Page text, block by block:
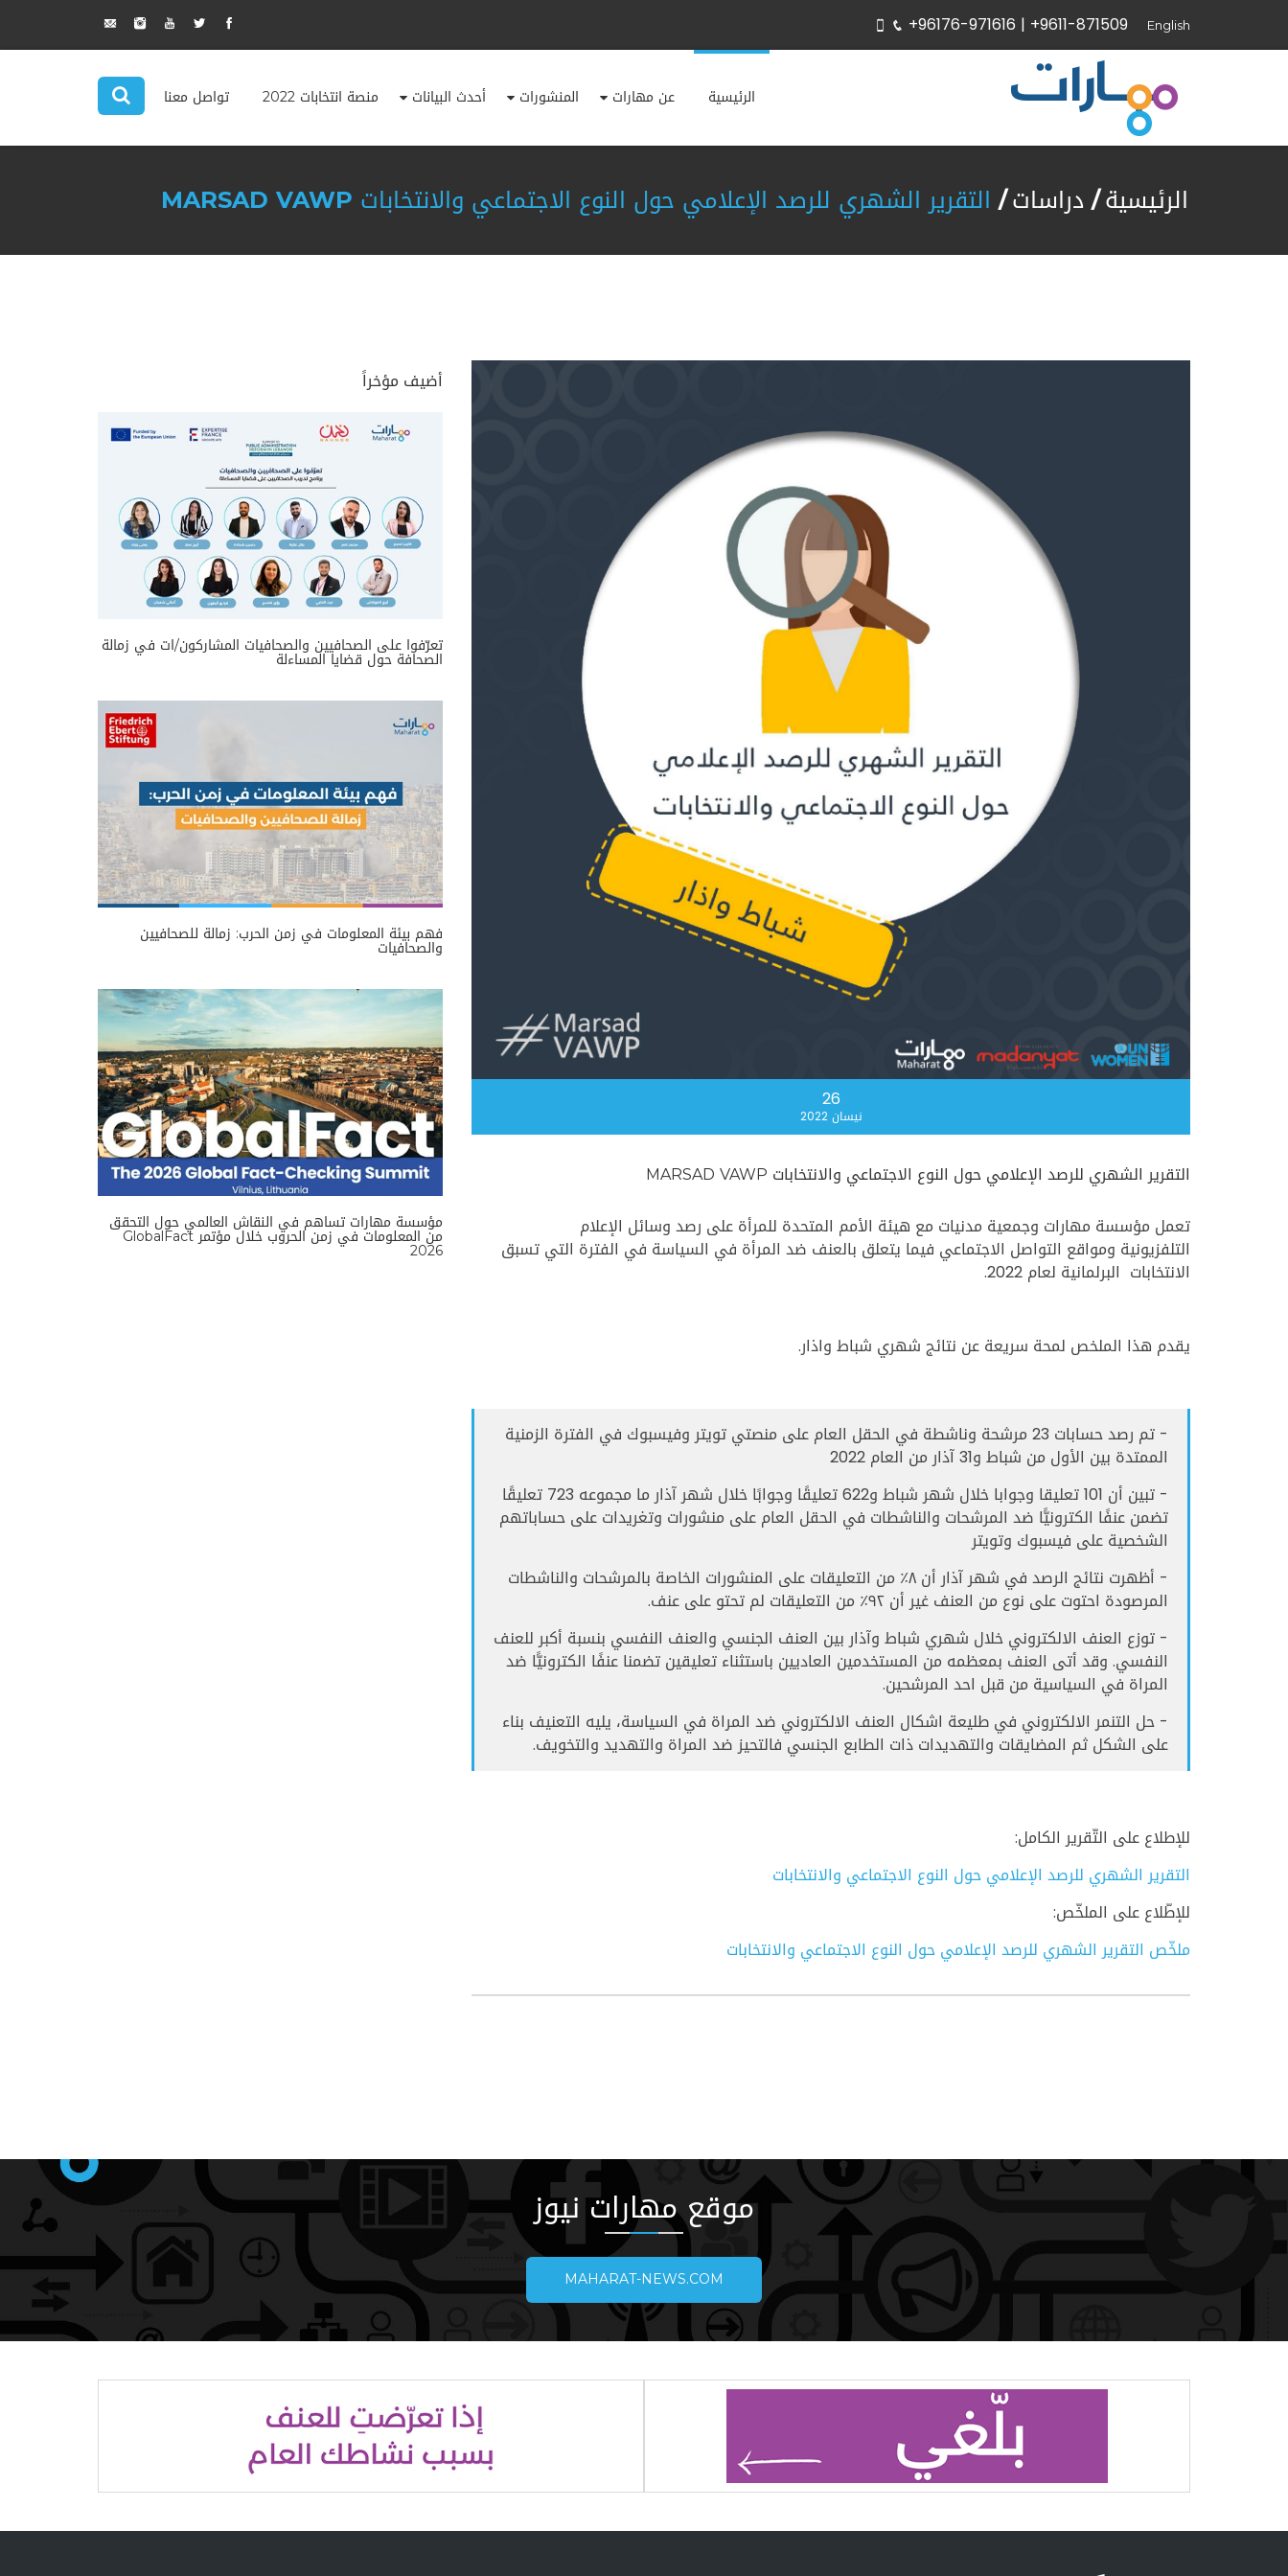
English
+96176-971616 | +9611-871509
الرئيسية عن مهارات المنشورات أحدث البيانات منصة انتخابات 2022 تواصل معنا
الرئيسية دراسات التقرير الشهري للرصد الإعلامي حول النوع الاجتماعي والانتخابات MARSAD VAWP
26
نيسان 2022
التقرير الشهري للرصد الإعلامي حول النوع الاجتماعي والانتخابات MARSAD VAWP
تعمل مؤسسة مهارات وجمعية مدنيات مع هيئة الأمم المتحدة للمرأة على رصد وسائل الإعلام
التلفزيونية ومواقع التواصل الاجتماعي فيما يتعلق بالعنف ضد المرأة في السياسة في الفترة التي تسبق
الانتخابات البرلمانية لعام 2022.
يقدم هذا الملخص لمحة سريعة عن نتائج شهري شباط واذار.
- تم رصد حسابات 23 مرشحة وناشطة في الحقل العام على منصتي تويتر وفيسبوك في الفترة الزمنية
الممتدة بين الأول من شباط و31 آذار من العام 2022
- تبين أن 101 تعليقا وجوابا خلال شهر شباط و622 تعليقًا وجوابًا خلال شهر آذار ما مجموعه 723 تعليقًا
تضمن عنفًا الكترونيًّا ضد المرشحات والناشطات في الحقل العام على منشورات وتغريدات على حساباتهم
الشخصية على فيسبوك وتويتر
- أظهرت نتائج الرصد في شهر آذار أن ٨٪ من التعليقات على المنشورات الخاصة بالمرشحات والناشطات
المرصودة احتوت على نوع من العنف غير أن ٩٢٪ من التعليقات لم تحتو على عنف.
- توزع العنف الالكتروني خلال شهري شباط وآذار بين العنف الجنسي والعنف النفسي بنسبة أكبر للعنف
النفسي. وقد أتى العنف بمعظمه من المستخدمين العاديين باستثناء تعليقين تضمنا عنفًا الكترونيًّا ضد
المراة في السياسية من قبل احد المرشحين.
- حل التنمر الالكتروني في طليعة اشكال العنف الالكتروني ضد المراة في السياسة، يليه التعنيف بناء
على الشكل ثم المضايقات والتهديدات ذات الطابع الجنسي فالتحيز ضد المراة والتهديد والتخويف.
للإطلاع على التّقرير الكامل:
التقرير الشهري للرصد الإعلامي حول النوع الاجتماعي والانتخابات
للإطّلاع على الملخّص:
ملخّص التقرير الشهري للرصد الإعلامي حول النوع الاجتماعي والانتخابات
أضيف مؤخراً
تعرّفوا على الصحافيين والصحافيات المشاركون/ات في زمالة
الصحافة حول قضايا المساءلة
فهم بيئة المعلومات في زمن الحرب: زمالة للصحافيين
والصحافيات
مؤسسة مهارات تساهم في النقاش العالمي حول التحقق
من المعلومات في زمن الحروب خلال مؤتمر GlobalFact
2026
موقع مهارات نيوز
MAHARAT-NEWS.COM